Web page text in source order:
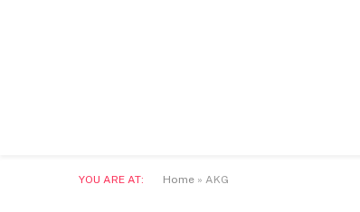
YOU ARE AT: Home » AKG